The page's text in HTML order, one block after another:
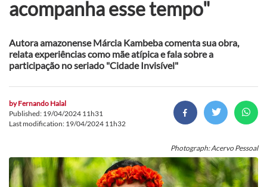
acompanha esse tempo"
Autora amazonense Márcia Kambeba comenta sua obra,
relata experiências como mãe atípica e fala sobre a
participação no seriado "Cidade Invisível"
byFernando Halal
Published: 19/04/2024 11h31
Last modification: 19/04/2024 11h32
Photograph: Acervo Pessoal